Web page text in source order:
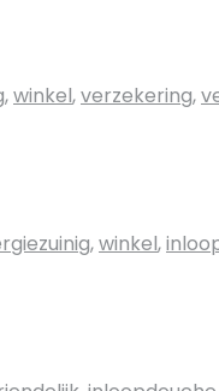
,winkel,verzekering,
,winkel,